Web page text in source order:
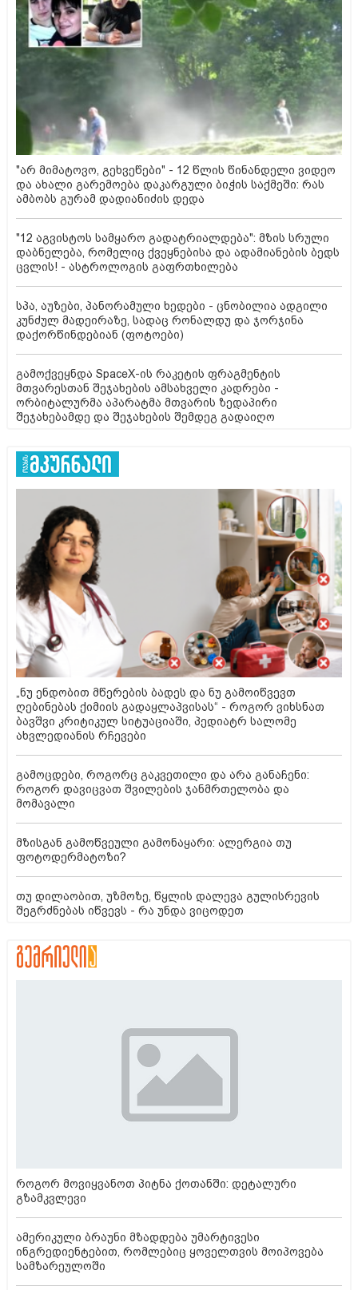
"არ მიმატოვო, გეხვეწები" - 12 წლის წინანდელი ვიდეო
და ახალი გარემოება დაკარგული ბიჭის საქმეში: რას
ამბობს გურამ დადიანიძის დედა
"12 აგვისტოს სამყარო გადატრიალდება": მზის სრული
დაბნელება, რომელიც ქვეყნებისა და ადამიანების ბედს
ცვლის! - ასტროლოგის გაფრთხილება
სპა, აუზები, პანორამული ხედები - ცნობილია ადგილი
კუნძულ მადეირაზე, სადაც რონალდუ და ჯორჯინა
დაქორწინდებიან (ფოტოები)
გამოქვეყნდა SpaceX-ის რაკეტის ფრაგმენტის
მთვარესთან შეჯახების ამსახველი კადრები -
ორბიტალურმა აპარატმა მთვარის ზედაპირი
შეჯახებამდე და შეჯახების შემდეგ გადაიღო
„ნუ ენდობით მწერების ბადეს და ნუ გამოიწვევთ
ღებინებას ქიმიის გადაყლაპვისას“ - როგორ ვიხსნათ
ბავშვი კრიტიკულ სიტუაციაში, პედიატრ სალომე
ახვლედიანის რჩევები
გამოცდები, როგორც გაკვეთილი და არა განაჩენი:
როგორ დავიცვათ შვილების ჯანმრთელობა და
მომავალი
მზისგან გამოწვეული გამონაყარი: ალერგია თუ
ფოტოდერმატოზი?
თუ დილაობით, უზმოზე, წყლის დალევა გულისრევის
შეგრძნებას იწვევს - რა უნდა ვიცოდეთ
როგორ მოვიყვანოთ პიტნა ქოთანში: დეტალური
გზამკვლევი
ამერიკული ბრაუნი მზადდება უმარტივესი
ინგრედიენტებით, რომლებიც ყოველთვის მოიპოვება
სამზარეულოში